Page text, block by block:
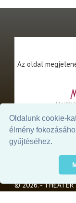
Oldalunk cookie-
élmény
gyűjtéséhez.
Az oldal
© 2026. -